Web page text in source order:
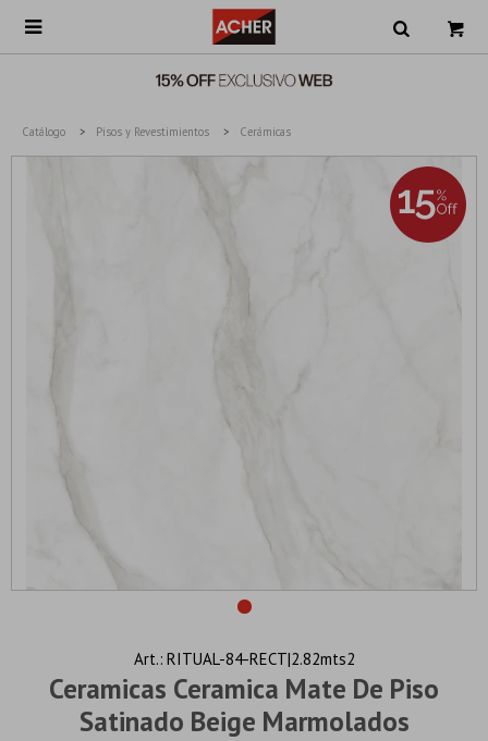

Catálogo Pisos y Revestimientos Cerámicas
Ceramicas Ceramica Mate De Piso
Satinado Beige Marmolados
RITUAL-84-RECT|2.82mts2